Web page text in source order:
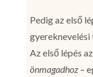
Pedig az első
gyereknevelési
Az első lépés
önmagadhoz–